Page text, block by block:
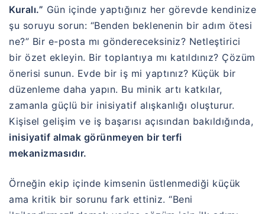
Kuralı.” Gün içinde yaptığınız her görevde kendinize
şu soruyu sorun: “Benden beklenenin bir adım ötesi
ne?” Bir e-posta mı göndereceksiniz? Netleştirici
bir özet ekleyin. Bir toplantıya mı katıldınız? Çözüm
önerisi sunun. Evde bir iş mi yaptınız? Küçük bir
düzenleme daha yapın. Bu minik artı katkılar,
zamanla güçlü bir inisiyatif alışkanlığı oluşturur.
Kişisel gelişim ve iş başarısı açısından bakıldığında,
inisiyatif almak görünmeyen bir terfi
mekanizmasıdır.
Örneğin ekip içinde kimsenin üstlenmediği küçük
ama kritik bir sorunu fark ettiniz. “Beni